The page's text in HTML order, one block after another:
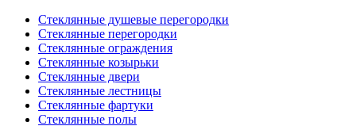
Стеклянные душевые перегородки
Стеклянные перегородки
Стеклянные ограждения
Стеклянные козырьки
Стеклянные двери
Стеклянные лестницы
Стеклянные фартуки
Стеклянные полы